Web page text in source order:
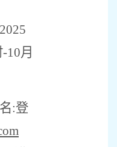
2025
-10月
:登